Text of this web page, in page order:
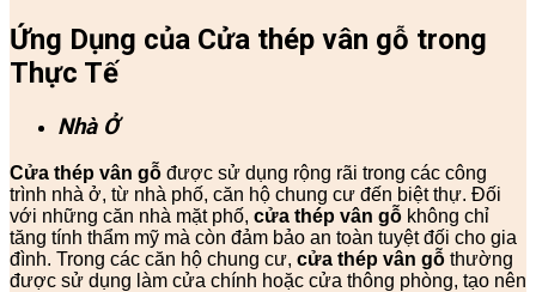
Ứng Dụng của Cửa thép vân gỗ trong
Thực Tế
Nhà Ở
Cửa thép vân gỗ được sử dụng rộng rãi trong các công
trình nhà ở, từ nhà phố, căn hộ chung cư đến biệt thự. Đối
với những căn nhà mặt phố, cửa thép vân gỗ không chỉ
tăng tính thẩm mỹ mà còn đảm bảo an toàn tuyệt đối cho gia
đình. Trong các căn hộ chung cư, cửa thép vân gỗ thường
được sử dụng làm cửa chính hoặc cửa thông phòng, tạo nên